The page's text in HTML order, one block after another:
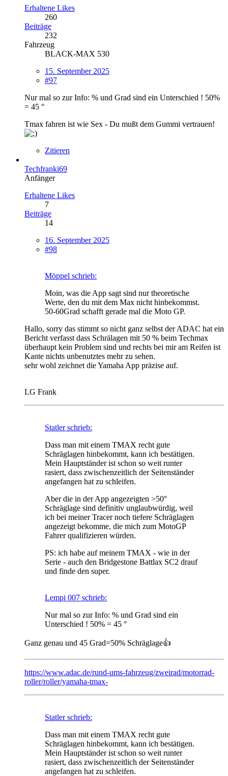
Erhaltene Likes
260
Beiträge
232
Fahrzeug
BLACK-MAX 530
15. September 2025
#97
Nur mal so zur Info: % und Grad sind ein Unterschied ! 50%
= 45 °
Tmax fahren ist wie Sex - Du mußt dem Gummi vertrauen!
Zitieren
Techfranki69
Anfänger
Erhaltene Likes
7
Beiträge
14
16. September 2025
#98
Möppel schrieb:
Moin, was die App sagt sind nur theoretische
Werte, den du mit dem Max nicht hinbekommst.
50-60Grad schafft gerade mal die Moto GP.
Hallo, sorry das stimmt so nicht ganz selbst der ADAC hat ein
Bericht verfasst dass Schrälagen mit 50 % beim Techmax
überhaupt kein Problem sind und rechts bei mir am Reifen ist
Kante nichts unbenutztes mehr zu sehen.
sehr wohl zeichnet die Yamaha App präzise auf.
LG Frank
Statler schrieb:
Dass man mit einem TMAX recht gute
Schräglagen hinbekommt, kann ich bestätigen.
Mein Hauptständer ist schon so weit runter
rasiert, dass zwischenzeitlich der Seitenständer
angefangen hat zu schleifen.
Aber die in der App angezeigten >50°
Schräglage sind definitiv unglaubwürdig, weil
ich bei meiner Tracer noch tiefere Schräglagen
angezeigt bekomme, die mich zum MotoGP
Fahrer qualifizieren würden.
PS: ich habe auf meinem TMAX - wie in der
Serie - auch den Bridgestone Battlax SC2 drauf
und finde den super.
Lempi 007 schrieb:
Nur mal so zur Info: % und Grad sind ein
Unterschied ! 50% = 45 °
Ganz genau und 45 Grad=50% Schräglage👍
https://www.adac.de/rund-ums-fahrzeug/zweirad/motorrad-
roller/roller/yamaha-tmax-
Statler schrieb:
Dass man mit einem TMAX recht gute
Schräglagen hinbekommt, kann ich bestätigen.
Mein Hauptständer ist schon so weit runter
rasiert, dass zwischenzeitlich der Seitenständer
angefangen hat zu schleifen.